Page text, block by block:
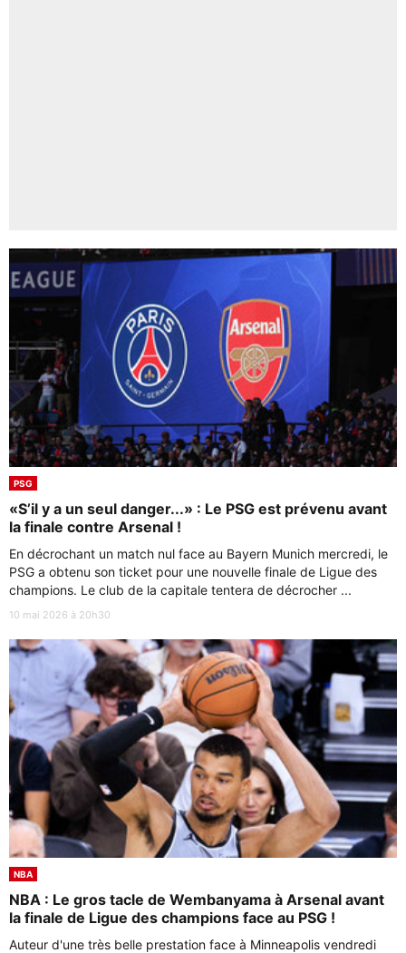
PSG
«S’il y a un seul danger...» : Le PSG est prévenu avant
la finale contre Arsenal !
En décrochant un match nul face au Bayern Munich mercredi, le
PSG a obtenu son ticket pour une nouvelle finale de Ligue des
champions. Le club de la capitale tentera de décrocher ...
10 mai 2026 à 20h30
NBA
NBA : Le gros tacle de Wembanyama à Arsenal avant
la finale de Ligue des champions face au PSG !
Auteur d'une très belle prestation face à Minneapolis vendredi